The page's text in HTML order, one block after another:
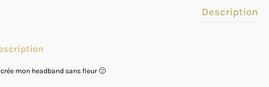
Description
crée mon headband sans fleur 🙂